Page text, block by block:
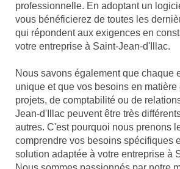
professionnelle. En adoptant un
vous bénéficierez de toutes les
qui répondent aux exigences en
votre entreprise à Saint-Jean-d'Illac.
Nous savons également que chaque
unique et que vos besoins en
projets, de comptabilité ou de
Jean-d'Illac peuvent être très
autres. C'est pourquoi nous prenons
comprendre vos besoins spécifiques
solution adaptée à votre entreprise à